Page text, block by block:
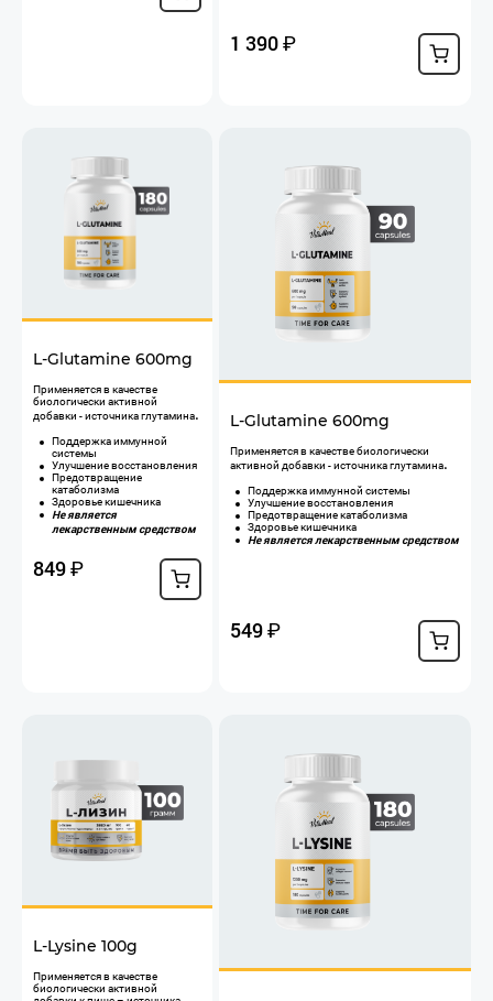
1 390₽
L-Glutamine 600mg
Применяется ​в качестве
биологически активной
добавки - источника глутамина.
Поддержка иммунной
системы
Улучшение восстановления
Предотвращение
катаболизма
Здоровье кишечника
Не является
лекарственным средством
849₽
L-Glutamine 600mg
Применяется ​в качестве биологически
активной добавки - источника глутамина.
Поддержка иммунной системы
Улучшение восстановления
Предотвращение катаболизма
Здоровье кишечника
Не является лекарственным средством
549₽
L-Lysine 100g
​Применяется в качестве
биологически активной